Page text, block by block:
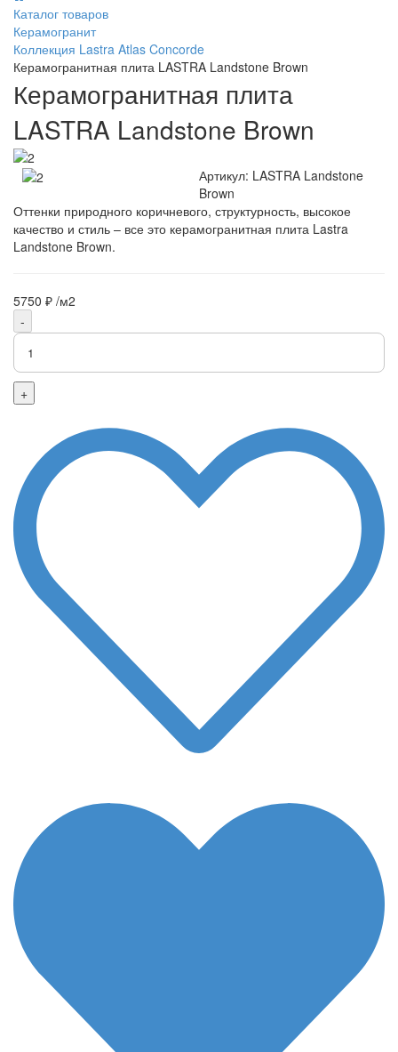
Каталог товаров
Керамогранит
Коллекция Lastra Atlas Concorde
Керамогранитная плита LASTRA Landstone Brown
Керамогранитная плита
LASTRA Landstone Brown
Артикул: LASTRA Landstone
Brown
Оттенки природного коричневого, структурность, высокое
качество и стиль – все это керамогранитная плита Lastra
Landstone Brown.
5750 ₽ /м2
-
+